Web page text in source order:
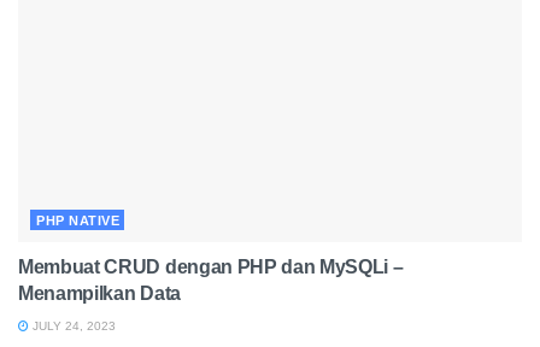
PHP NATIVE
Membuat CRUD dengan PHP dan MySQLi –
Menampilkan Data
JULY 24, 2023